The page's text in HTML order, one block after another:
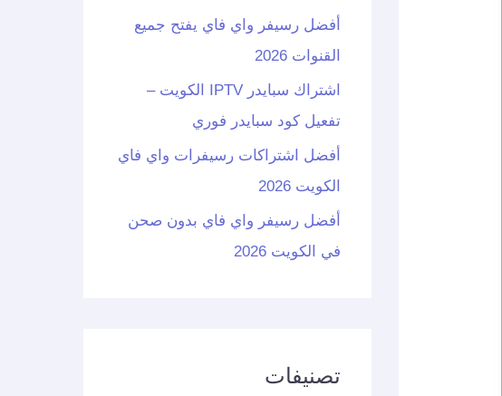
أفضل رسيفر واي فاي يفتح جميع
القنوات 2026
اشتراك سبايدر IPTV الكويت –
تفعيل كود سبايدر فوري
أفضل اشتراكات رسيفرات واي فاي
الكويت 2026
أفضل رسيفر واي فاي بدون صحن
في الكويت 2026
تصنيفات